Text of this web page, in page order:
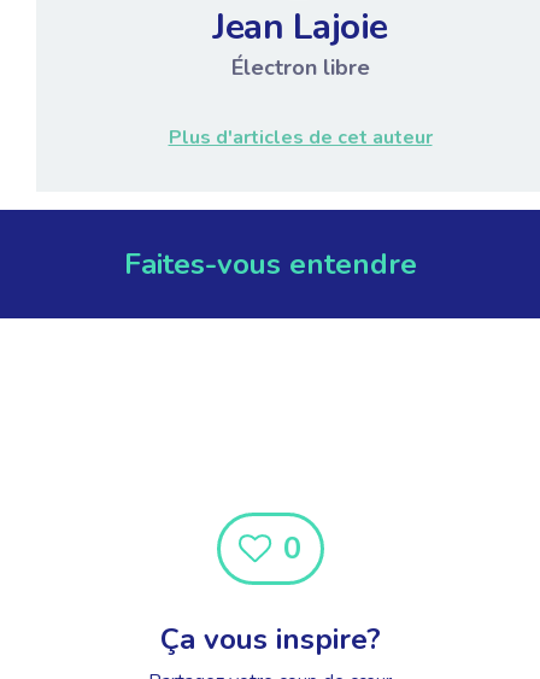
Jean Lajoie
Électron libre
Plus d'articles de cet auteur
Faites-vous entendre
0
Ça vous inspire?